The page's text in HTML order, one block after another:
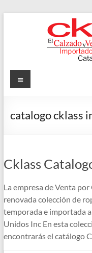
Cklass
y
Estrellas
Menu
catalogo cklass
Cklass
La empresa de Venta
renovada colección de
temporada e importada
Unidos Inc En esta
encontrarás el catálogo